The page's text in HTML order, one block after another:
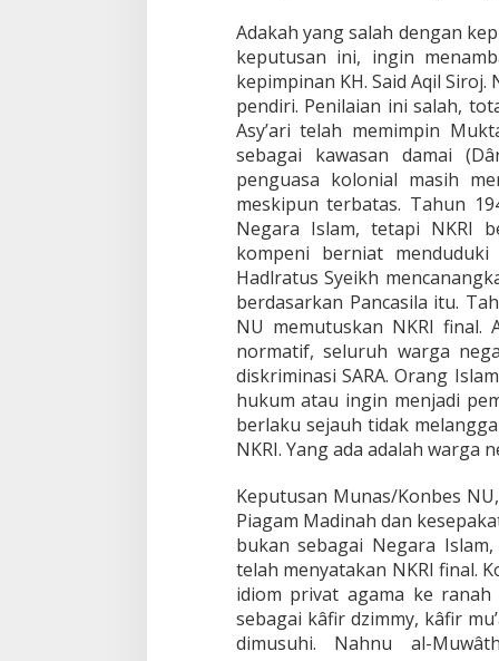
Adakah yang salah dengan
keputusan ini, ingin
kepimpinan KH. Said Aqil
pendiri. Penilaian ini salah,
Asy’ari telah memimpin
sebagai kawasan damai
penguasa kolonial masih
meskipun terbatas. Tahun
Negara Islam, tetapi NKRI
kompeni berniat
Hadlratus Syeikh
berdasarkan Pancasila itu.
NU memutuskan NKRI final.
normatif, seluruh warga
diskriminasi SARA. Orang
hukum atau ingin menjadi
berlaku sejauh tidak
NKRI. Yang ada adalah warga
Keputusan Munas/Konbes
Piagam Madinah dan
bukan sebagai Negara
telah menyatakan NKRI final.
idiom privat agama ke
sebagai kâfir dzimmy, kâfir
dimusuhi. Nahnu al-